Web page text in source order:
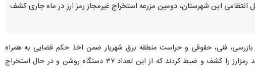
انتظامی این شهرستان، دومین مزرعه استخراج غیرمجاز رمز ارز در ماه جاری کشف
فنی، حقوقی و حراست منطقه برق شهریار ضمن اخذ حکم قضایی به همراه
پلیس امنیت اقتصادی غرب استان تهران، با مراجعه به یک گارگاه چاپ و تولید مقوا، تعداد ۶۵ دستگاه تولید رمزارز را کشف و ضبط کردند که از این تعداد ۳۷ دستگاه روشن و در حال استخراج